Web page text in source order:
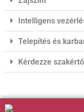
Intelligens
Telepítés és
Kérdezze